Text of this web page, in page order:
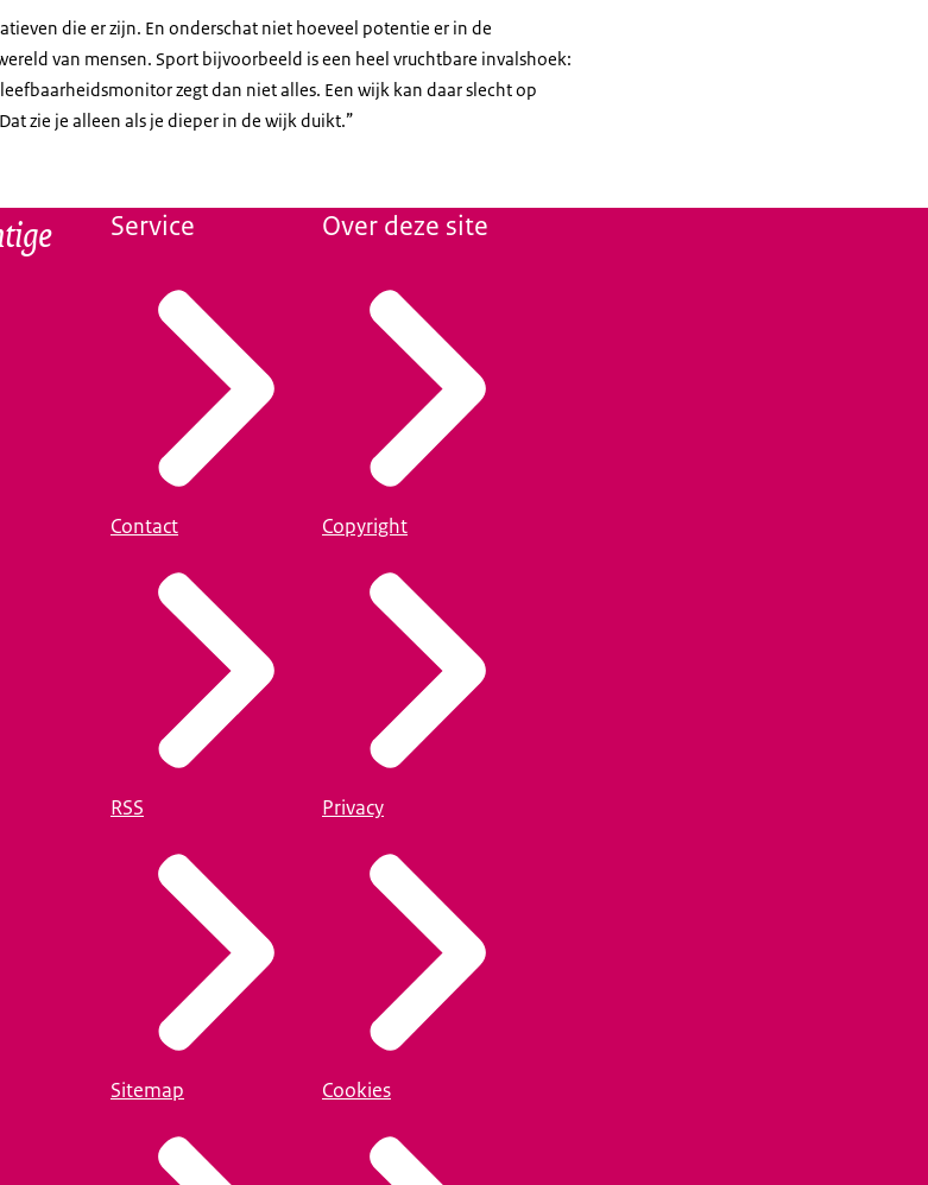
die er zijn. En onderschat niet hoeveel potentie er in de
van mensen. Sport bijvoorbeeld is een heel vruchtbare invalshoek:
zegt dan niet alles. Een wijk kan daar slecht op
zie je alleen als je dieper in de wijk duikt.”
Service
Contact
RSS
Sitemap
Over deze site
Copyright
Privacy
Cookies